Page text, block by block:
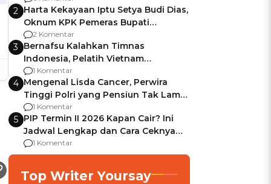
2 Harta Kekayaan Iptu Setya Budi Dias,
Oknum KPK Pemeras Bupati
Pemalang
2 Komentar
3 Bernafsu Kalahkan Timnas
Indonesia, Pelatih Vietnam
Berencana Pakai Jimat di Pakansari
1 Komentar
4 Mengenal Lisda Cancer, Perwira
Tinggi Polri yang Pensiun Tak Lama
Usai Jadi Brigjen
1 Komentar
5 PIP Termin II 2026 Kapan Cair? Ini
Jadwal Lengkap dan Cara Ceknya
agar Dana Tidak Hangus!
1 Komentar
Top Writer Yoursay